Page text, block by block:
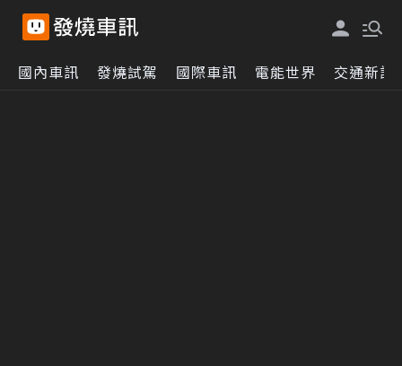
國內車訊 發燒試駕 國際車訊 電能世界 交通新訊